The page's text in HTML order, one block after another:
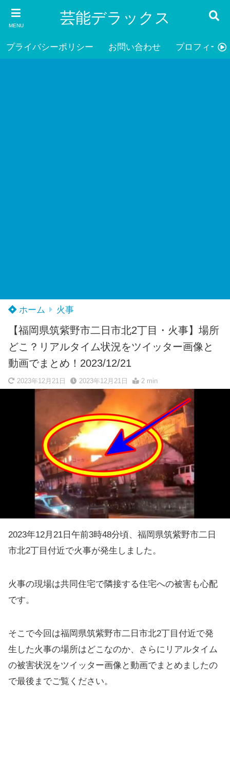
MENU 芸能デラックス
プライバシーポリシー お問い合わせ プロフィール
ホーム 火事
【福岡県筑紫野市二日市北2丁目・火事】場所
どこ？リアルタイム状況をツイッター画像と
動画でまとめ！2023/12/21
2023年12月21日 2023年12月21日 2 min
2023年12月21日午前3時48分頃、福岡県筑紫野市二日
市北2丁目付近で火事が発生しました。
火事の現場は共同住宅で隣接する住宅への被害も心配
です。
そこで今回は福岡県筑紫野市二日市北2丁目付近で発
生した火事の場所はどこなのか、さらにリアルタイム
の被害状況をツイッター画像と動画でまとめましたの
で最後までご覧ください。